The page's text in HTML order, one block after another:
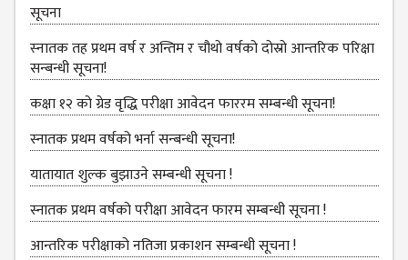
FACULTY
MEMBERS
TEACHING
STAFFS
NON
TEACHING
STAFFS
COURSES
BACHELOR
सूचना
स्‍नातक तह प्रथम वर्ष र अन्तिम र चौथो वर्षको दोस्रो आन्‍तरिक परिक्षा
सन्बन्धी सूचना!
कक्षा १२ को ग्रेड वृद्धि परीक्षा आवेदन फाररम सम्बन्धी सूचना!
स्नातक प्रथम वर्षको भर्ना सन्बन्धी सूचना!
यातायात शुल्‍क बुझाउने सम्बन्धी सूचना !
स्नातक प्रथम वर्षको परीक्षा आवेदन फारम सम्बन्धी सूचना !
आन्तरिक परीक्षाको नतिजा प्रकाशन सम्बन्धी सूचना !